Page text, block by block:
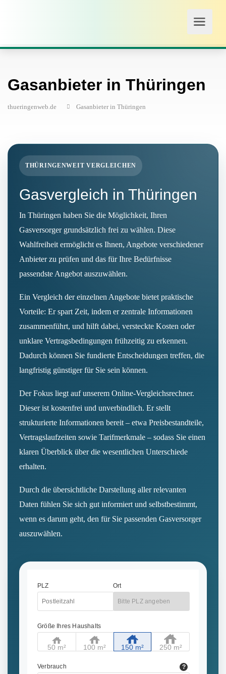
Gasanbieter in Thüringen
thueringenweb.de Gasanbieter in Thüringen
THÜRINGENWEIT VERGLEICHEN
Gasvergleich in Thüringen
In Thüringen haben Sie die Möglichkeit, Ihren
Gasversorger grundsätzlich frei zu wählen. Diese
Wahlfreiheit ermöglicht es Ihnen, Angebote verschiedener
Anbieter zu prüfen und das für Ihre Bedürfnisse
passendste Angebot auszuwählen.
Ein Vergleich der einzelnen Angebote bietet praktische
Vorteile: Er spart Zeit, indem er zentrale Informationen
zusammenführt, und hilft dabei, versteckte Kosten oder
unklare Vertragsbedingungen frühzeitig zu erkennen.
Dadurch können Sie fundierte Entscheidungen treffen, die
langfristig günstiger für Sie sein können.
Der Fokus liegt auf unserem Online‑Vergleichsrechner.
Dieser ist kostenfrei und unverbindlich. Er stellt
strukturierte Informationen bereit – etwa Preisbestandteile,
Vertragslaufzeiten sowie Tarifmerkmale – sodass Sie einen
klaren Überblick über die wesentlichen Unterschiede
erhalten.
Durch die übersichtliche Darstellung aller relevanten
Daten fühlen Sie sich gut informiert und selbstbestimmt,
wenn es darum geht, den für Sie passenden Gasversorger
auszuwählen.